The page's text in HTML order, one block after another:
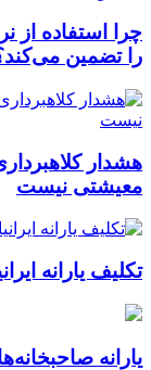
چرا استفاده از
را تضمین
هشدار
معیشتی نیست
تکلیف یارانه
یارانه